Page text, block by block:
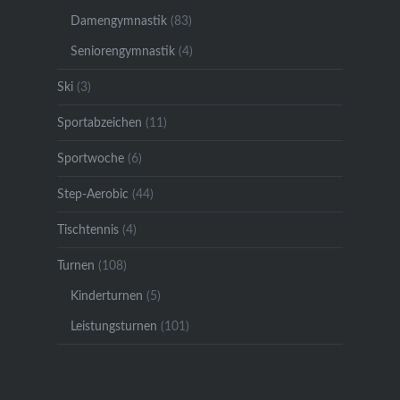
Damengymnastik(83)
Seniorengymnastik(4)
Ski(3)
Sportabzeichen (11)
Sportwoche(6)
Step-Aerobic (44)
Tischtennis(4)
Turnen (108)
Kinderturnen (5)
Leistungsturnen (101)